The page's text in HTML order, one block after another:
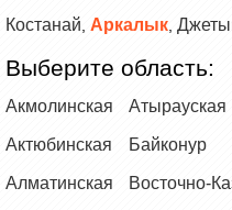
Костанай Аркалык
Выберите область:
Акмолинская
Актюбинская
Алматинская
Атырауская
Байконур
Восточно-